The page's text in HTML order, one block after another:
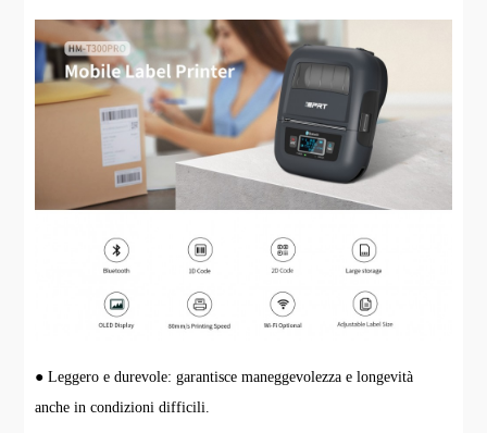
● Leggero e durevole: garantisce maneggevolezza e longevità
anche in condizioni difficili.